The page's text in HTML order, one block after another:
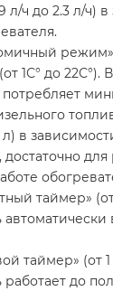
л/ч до 2.3 л/ч)
1С° до 22С°).
потребляет
л) в
достаточно
таймер»
таймер» (от 1
до